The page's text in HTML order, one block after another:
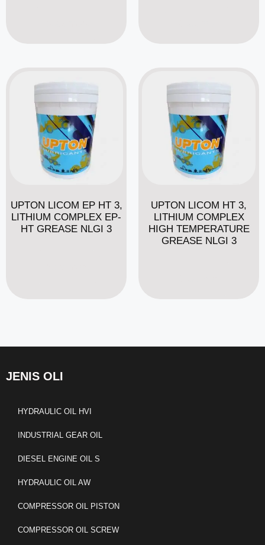
UPTON LICOM EP HT 3,
LITHIUM COMPLEX EP-
HT GREASE NLGI 3
UPTON LICOM HT 3,
LITHIUM COMPLEX
HIGH TEMPERATURE
GREASE NLGI 3
JENIS OLI
HYDRAULIC OIL HVI
INDUSTRIAL GEAR OIL
DIESEL ENGINE OIL S
HYDRAULIC OIL AW
COMPRESSOR OIL PISTON
COMPRESSOR OIL SCREW